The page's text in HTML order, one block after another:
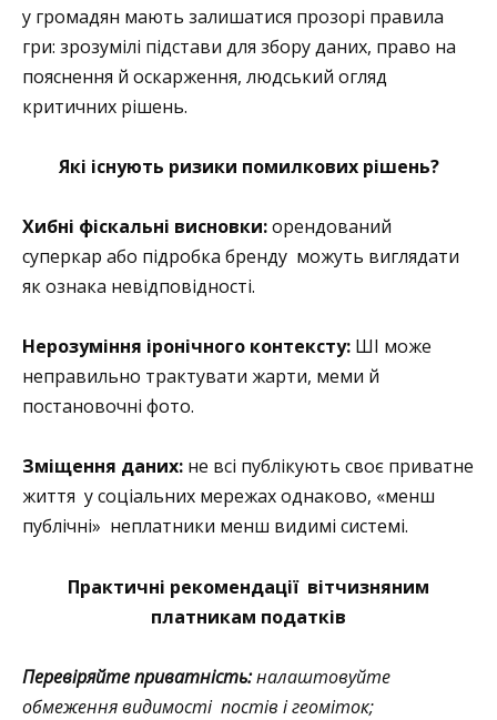
у громадян мають залишатися прозорі правила
гри: зрозумілі підстави для збору даних, право на
пояснення й оскарження, людський огляд
критичних рішень.
Які існують ризики помилкових рішень?
Хибні фіскальні висновки:орендований
суперкар або підробка бренду можуть виглядати
як ознака невідповідності.
Нерозуміння іронічного контексту: ШІ може
неправильно трактувати жарти, меми й
постановочні фото.
Зміщення даних: не всі публікують своє приватне
життя у соціальних мережах однаково, «менш
публічні» неплатники менш видимі системі.
Практичні рекомендації вітчизняним
платникам податків
Перевіряйте приватність:налаштовуйте
обмеження видимості постів і геоміток;